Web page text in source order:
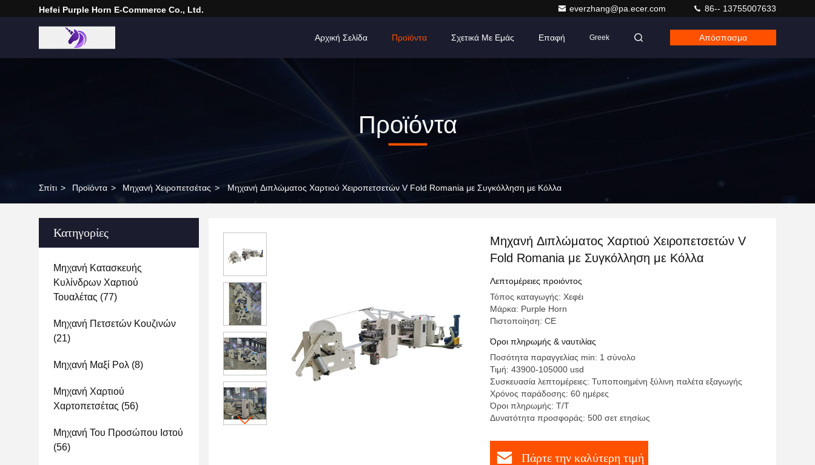
Hefei Purple Horn E-Commerce Co., Ltd. everzhang@pa.ecer.com 86-- 13755007633
Αρχική Σελίδα Προϊόντα Σχετικά Με Εμάς Επαφή Greek Απόσπασμα
Προϊόντα
Σπίτι > Προϊόντα > Μηχανή Χειροπετσέτας > Μηχανή Διπλώματος Χαρτιού Χειροπετσετών V Fold Romania με Συγκόλληση με Κόλλα
Κατηγορίες
Μηχανή Κατασκευής
Κυλίνδρων Χαρτιού
Τουαλέτας (77)
Μηχανή Πετσετών Κουζινών
(21)
Μηχανή Μαξί Ρολ (8)
Μηχανή Χαρτιού
Χαρτοπετσέτας (56)
Μηχανή Του Προσώπου Ιστού
(56)
Μηχανή Διπλώματος Χαρτιού Χειροπετσετών V
Fold Romania με Συγκόλληση με Κόλλα
Λεπτομέρειες προιόντος
Τόπος καταγωγής: Χεφέι
Μάρκα: Purple Horn
Πιστοποίηση: CE
Όροι πληρωμής & ναυτιλίας
Ποσότητα παραγγελίας min: 1 σύνολο
Τιμή: 43900-105000 usd
Συσκευασία λεπτομέρειες: Τυποποιημένη ξύλινη παλέτα εξαγωγής
Χρόνος παράδοσης: 60 ημέρες
Όροι πληρωμής: Τ/Τ
Δυνατότητα προσφοράς: 500 σετ ετησίως
Πάρτε την καλύτερη τιμή